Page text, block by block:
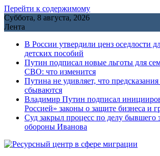
Перейти к содержимому
Суббота, 8 августа, 2026
Лента
В России утвердили ценз оседлости
детских пособий
Путин подписал новые льготы для
СВО: что изменится
Путина не удивляет, что
сбываются
Владимир Путин подписал
Россией» законы о защите бизнеса и
Cуд закрыл процесс по делу бывшего
обороны Иванова